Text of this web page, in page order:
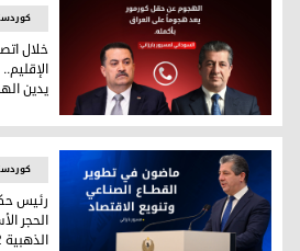
خلال اتصال هاتفي مع رئيس حكومة
خلال
يدين
رئيس
الحجر